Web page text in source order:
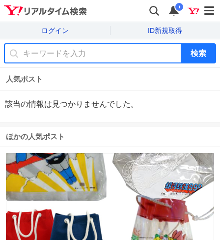
i
ログイン ID新規取得
検索
人気ポスト
該当の情報は見つかりませんでした。
ほかの人気ポスト